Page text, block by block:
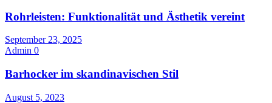
Rohrleisten: Funktionalität und Ästhetik vereint
September 23, 2025
Admin 0
Barhocker im skandinavischen Stil
August 5, 2023